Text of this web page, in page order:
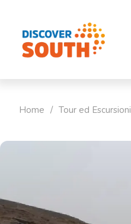
Home / Tour ed Escursioni